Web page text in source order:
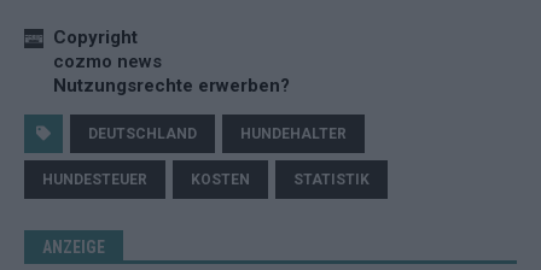
Copyright
cozmo news
Nutzungsrechte erwerben?
DEUTSCHLAND HUNDEHALTER
HUNDESTEUER KOSTEN STATISTIK
ANZEIGE